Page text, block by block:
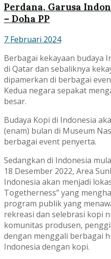
Perdana, Garusa
– Doha PP
7 Februari 2024
Berbagai kekayaan budaya
di Qatar dan sebaliknya
dipamerkan di berbagai
Kedua negara sepakat
besar.
Budaya Kopi di Indonesia
(enam) bulan di Museum
berbagai event penyerta.
Sedangkan di Indonesia
18 Desember 2022, Area
Indonesia akan menjadi
Togetherness” yang
program publik yang
rekreasi dan selebrasi kopi
komunitas produsen,
dengan menggali berbagai
Indonesia dengan kopi.